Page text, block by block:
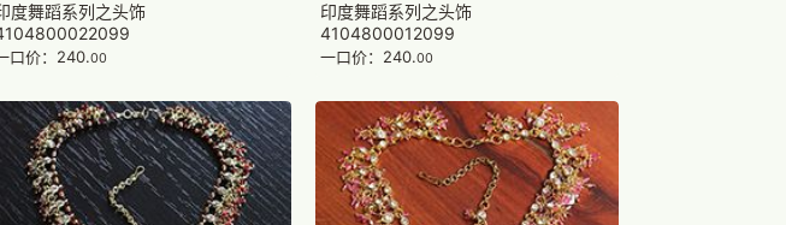
度舞蹈系列之头饰
口价：240.00
印度舞蹈系列之头饰
4104800012099
一口价：240.00